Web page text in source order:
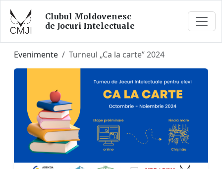
Clubul Moldovenesc
de Jocuri Intelectuale
Evenimente Turneul „Ca la carte” 2024